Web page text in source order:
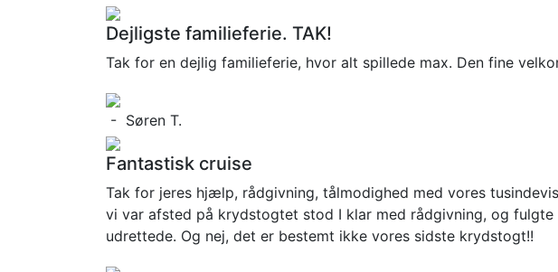
Dejligste familieferie. TAK!
Tak for en dejlig familieferie, hvor alt spillede max. Den fine
- Søren T.
Fantastisk cruise
Tak for jeres hjælp, rådgivning, tålmodighed med vores
vi var afsted på krydstogtet stod I klar med rådgivning, og
udrettede. Og nej, det er bestemt ikke vores sidste krydstogt!!